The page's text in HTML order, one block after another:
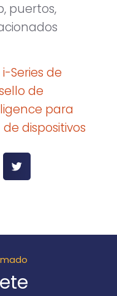
puertos,
Series de
de
para
dispositivos